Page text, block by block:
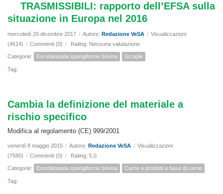
TRASMISSIBILI: rapporto dell’EFSA sulla
situazione in Europa nel 2016
mercoledì 20 dicembre 2017 / Autore: Redazione VeSA / Visualizzazioni
(4614) / Commenti (0) / Rating: Nessuna valutazione
Categorie: Encefalopatia spongiforme bovina Scrapie
Tag:
Cambia la definizione del materiale a
rischio specifico
Modifica al regolamento (CE) 999/2001
venerdì 8 maggio 2015 / Autore: Redazione VeSA / Visualizzazioni
(7580) / Commenti (0) / Rating: 5.0
Categorie: Encefalopatia spongiforme bovina Carne e prodotti a base di carne
Tag: